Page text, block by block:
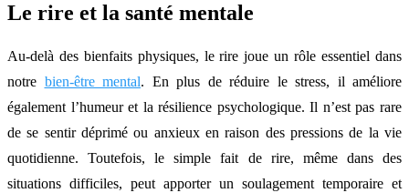
Le rire et la santé mentale
Au-delà des bienfaits physiques, le rire joue un rôle essentiel dans
notre bien-être mental. En plus de réduire le stress, il améliore
également l’humeur et la résilience psychologique. Il n’est pas rare
de se sentir déprimé ou anxieux en raison des pressions de la vie
quotidienne. Toutefois, le simple fait de rire, même dans des
situations difficiles, peut apporter un soulagement temporaire et